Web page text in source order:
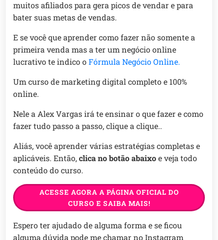
muitos afiliados para gera picos de vendar e para
bater suas metas de vendas.
E se você que aprender como fazer não somente a
primeira venda mas a ter um negócio online
lucrativo te indico oFórmula Negócio Online.
Um curso de marketing digital completo e 100%
online.
Nele a Alex Vargas irá te ensinar o que fazer e como
fazer tudo passo a passo, clique a clique..
Aliás, você aprender várias estratégias completas e
aplicáveis. Então,clica no botão abaixoe veja todo
conteúdo do curso.
ACESSE AGORA A PÁGINA OFICIAL DO
CURSO E SAIBA MAIS!
Espero ter ajudado de alguma forma e se ficou
alguma dúvida pode me chamar no Instagram